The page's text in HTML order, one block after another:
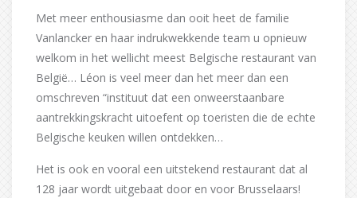
Met meer enthousiasme dan ooit heet de familie
Vanlancker en haar indrukwekkende team u opnieuw
welkom in het wellicht meest Belgische restaurant van
België… Léon is veel meer dan het meer dan een
omschreven “instituut dat een onweerstaanbare
aantrekkingskracht uitoefent op toeristen die de echte
Belgische keuken willen ontdekken…
Het is ook en vooral een uitstekend restaurant dat al
128 jaar wordt uitgebaat door en voor Brusselaars!